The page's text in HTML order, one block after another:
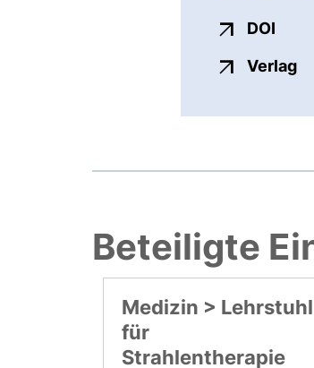
DOI
Verlag
Beteiligte
Medizin > Lehrstuhl
für
Strahlentherapie